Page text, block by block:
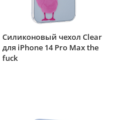
Силиконовый чехол Clear
для iPhone 14 Pro Max the
fuck